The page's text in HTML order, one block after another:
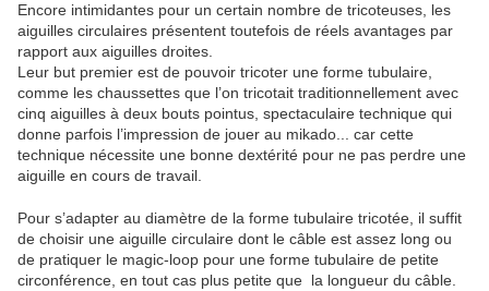
Encore intimidantes pour un certain nombre de tricoteuses, les
aiguilles circulaires présentent toutefois de réels avantages par
rapport aux aiguilles droites.
Leur but premier est de pouvoir tricoter une forme tubulaire,
comme les chaussettes que l’on tricotait traditionnellement avec
cinq aiguilles à deux bouts pointus, spectaculaire technique qui
donne parfois l’impression de jouer au mikado... car cette
technique nécessite une bonne dextérité pour ne pas perdre une
aiguille en cours de travail.
Pour s’adapter au diamètre de la forme tubulaire tricotée, il suffit
de choisir une aiguille circulaire dont le câble est assez long ou
de pratiquer le magic-loop pour une forme tubulaire de petite
circonférence, en tout cas plus petite que la longueur du câble.